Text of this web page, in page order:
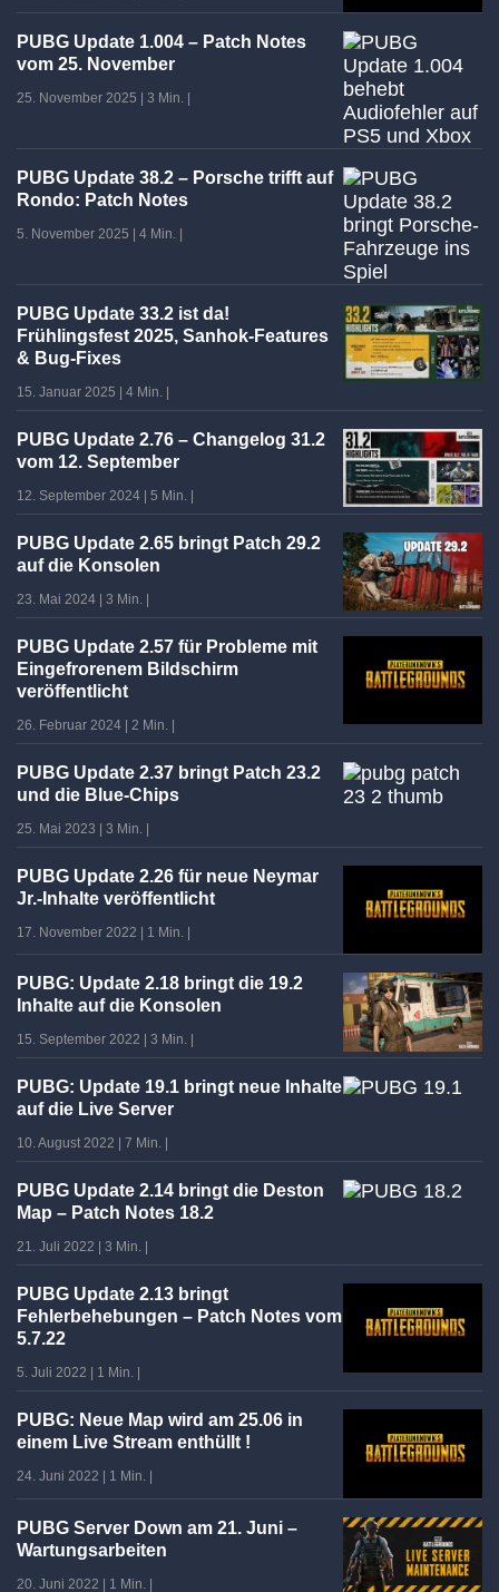
PUBG Update 1.004 – Patch Notes
vom 25. November
25. November 2025 | 3 Min. |
PUBG Update 38.2 – Porsche trifft auf
Rondo: Patch Notes
5. November 2025 | 4 Min. |
PUBG Update 33.2 ist da!
Frühlingsfest 2025, Sanhok-Features
& Bug-Fixes
15. Januar 2025 | 4 Min. |
PUBG Update 2.76 – Changelog 31.2
vom 12. September
12. September 2024 | 5 Min. |
PUBG Update 2.65 bringt Patch 29.2
auf die Konsolen
23. Mai 2024 | 3 Min. |
PUBG Update 2.57 für Probleme mit
Eingefrorenem Bildschirm
veröffentlicht
26. Februar 2024 | 2 Min. |
PUBG Update 2.37 bringt Patch 23.2
und die Blue-Chips
25. Mai 2023 | 3 Min. |
PUBG Update 2.26 für neue Neymar
Jr.-Inhalte veröffentlicht
17. November 2022 | 1 Min. |
PUBG: Update 2.18 bringt die 19.2
Inhalte auf die Konsolen
15. September 2022 3 Min.
PUBG: Update 19.1 bringt neue Inhalte
auf die Live Server
10. August 2022 7 Min.
PUBG Update 2.14 bringt die Deston
Map – Patch Notes 18.2
21. Juli 2022 3 Min.
PUBG Update 2.13 bringt
Fehlerbehebungen – Patch Notes vom
5.7.22
5. Juli 2022 1 Min.
PUBG: Neue Map wird am 25.06 in
einem Live Stream enthüllt !
24. Juni 2022 1 Min.
PUBG Server Down am 21. Juni –
Wartungsarbeiten
20. Juni 2022 | 1 Min. |